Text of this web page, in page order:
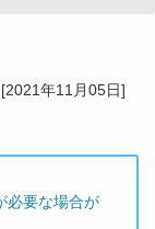
[2021年11月05日]
必要な場合が